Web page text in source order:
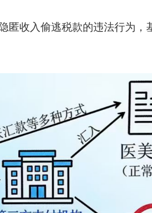
匿收入偷逃税款的违法行为，